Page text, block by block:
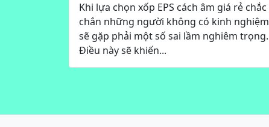
Khi lựa chọn xốp EPS cách âm giá rẻ chắc
chắn những người không có kinh nghiệm
sẽ gặp phải một số sai lầm nghiêm trọng.
Điều này sẽ khiến...